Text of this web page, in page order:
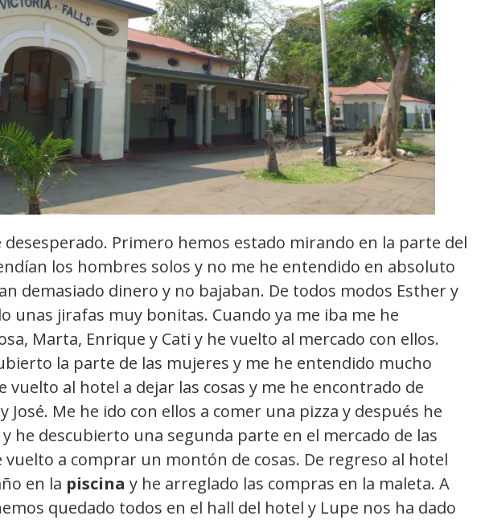
Primero hemos estado mirando en la parte del
los hombres solos y no me he entendido en absoluto
demasiado dinero y no bajaban. De todos modos Esther y
unas jirafas muy bonitas. Cuando ya me iba me he
Marta, Enrique y Cati y he vuelto al mercado con ellos.
la parte de las mujeres y me he entendido mucho
vuelto al hotel a dejar las cosas y me he encontrado de
José. Me he ido con ellos a comer una pizza y después he
he descubierto una segunda parte en el mercado de las
vuelto a comprar un montón de cosas. De regreso al hotel
en la piscina y he arreglado las compras en la maleta. A
quedado todos en el hall del hotel y Lupe nos ha dado